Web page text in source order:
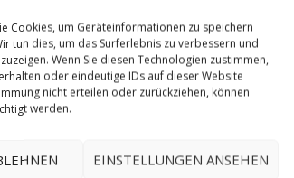
Cookies, um Geräteinformationen zu speichern
tun dies, um das Surferlebnis zu verbessern und
Wenn Sie diesen Technologien zustimmen,
oder eindeutige IDs auf dieser Website
nicht erteilen oder zurückziehen, können
werden.
EINSTELLUNGEN ANSEHEN